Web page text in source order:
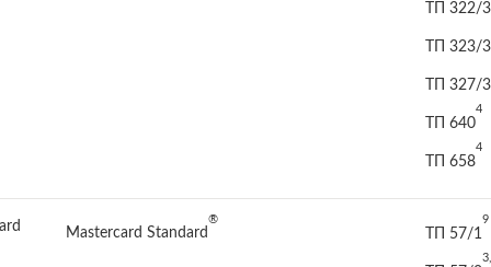
ТП 322/3
ТП 323/3
ТП 327/3
ТП 640
4
ТП 658
4
Mastercard Standard
®
ТП 57/1
9